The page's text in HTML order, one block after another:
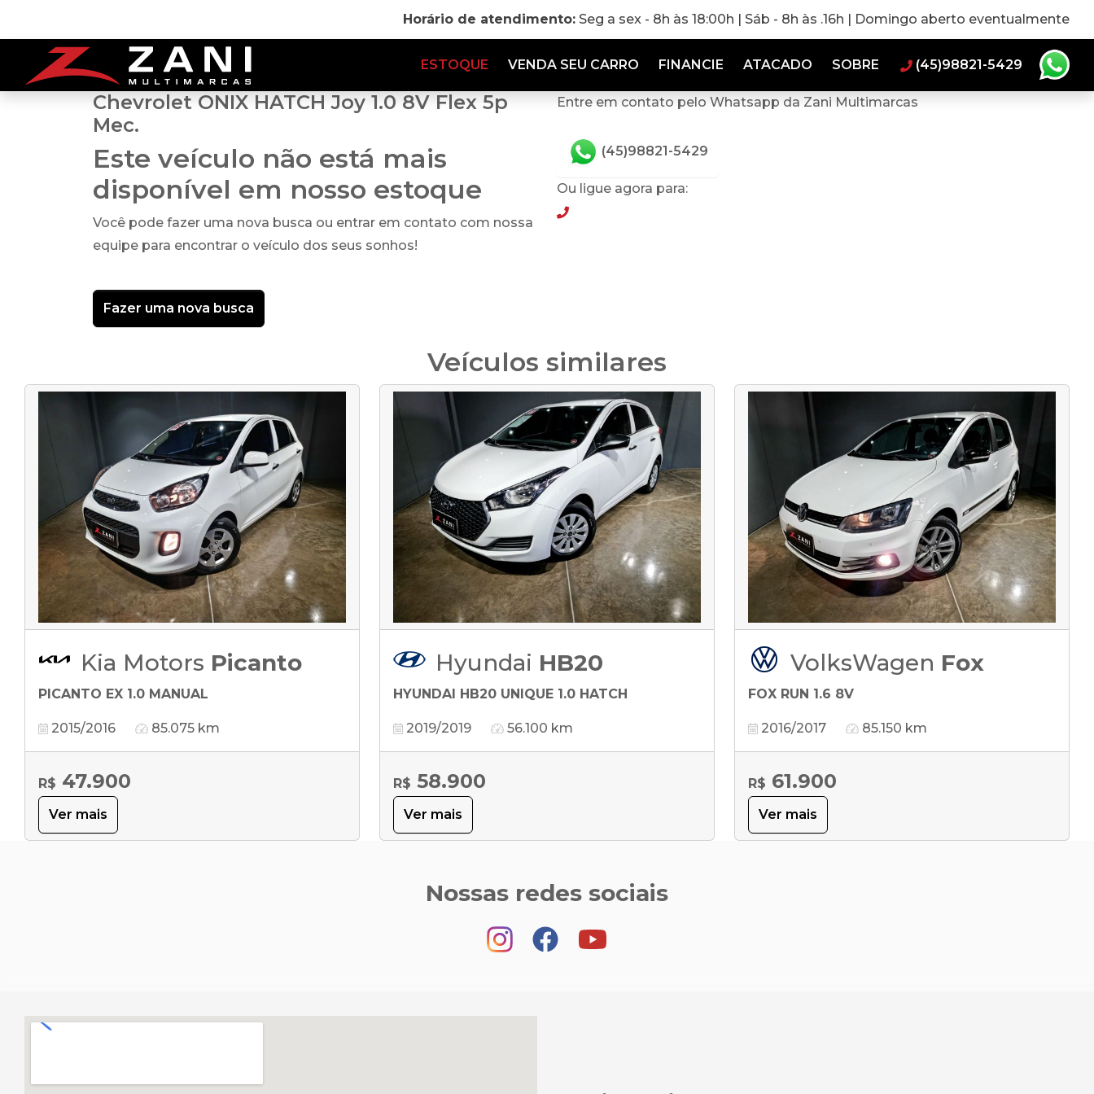
Horário de atendimento: Seg a sex - 8h às 18:00h | Sáb - 8h às .16h | Domingo aberto eventualmente
ESTOQUE VENDA SEU CARRO FINANCIE ATACADO SOBRE (45)98821-5429
Chevrolet ONIX HATCH Joy 1.0 8V Flex 5p
Mec.
Este veículo não está mais
disponível em nosso estoque
Você pode fazer uma nova busca ou entrar em contato com nossa
equipe para encontrar o veículo dos seus sonhos!
Fazer uma nova busca
Entre em contato pelo Whatsapp da Zani Multimarcas
(45)98821-5429
Ou ligue agora para:
Veículos similares
Kia Motors Picanto
PICANTO EX 1.0 MANUAL
2015/2016 85.075 km
R$ 47.900
Ver mais
Hyundai HB20
HYUNDAI HB20 UNIQUE 1.0 HATCH
2019/2019 56.100 km
R$ 58.900
Ver mais
VolksWagen Fox
FOX RUN 1.6 8V
2016/2017 85.150 km
R$ 61.900
Ver mais
Nossas redes sociais